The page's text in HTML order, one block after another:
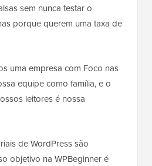
sem nunca testar o
porque querem uma taxa de
uma empresa com Foco nas
equipe como família, e o
leitores é nossa
de WordPress são
objetivo na WPBeginner é